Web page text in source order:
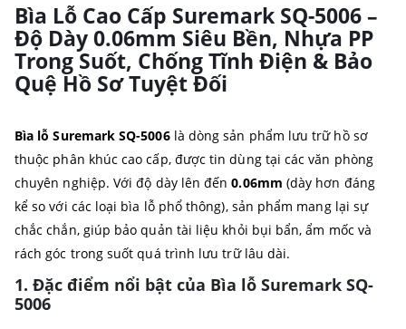
Bìa Lỗ Cao Cấp Suremark SQ-5006 –
Độ Dày 0.06mm Siêu Bền, Nhựa PP
Trong Suốt, Chống Tĩnh Điện & Bảo
Quệ Hồ Sơ Tuyệt Đối
Bìa lỗ Suremark SQ-5006là dòng sản phẩm lưu trữ hồ sơ
thuộc phân khúc cao cấp, được tin dùng tại các văn phòng
chuyên nghiệp. Với độ dày lên đến0.06mm (dày hơn đáng
kể so với các loại bìa lỗ phổ thông), sản phẩm mang lại sự
chắc chắn, giúp bảo quản tài liệu khỏi bụi bẩn, ẩm mốc và
rách góc trong suốt quá trình lưu trữ lâu dài.
1. Đặc điểm nổi bật của Bìa lỗ Suremark SQ-
5006